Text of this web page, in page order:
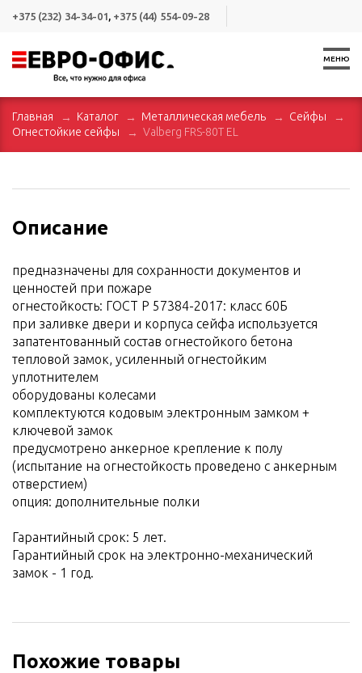
+375 (232) 34-34-01, +375 (44) 554-09-28
МЕНЮ
Главная Каталог Металлическая мебель
Сейфы
Огнестойкие сейфы
Valberg FRS-80T EL
Описание
предназначены для сохранности документов и
ценностей при пожаре
огнестойкость: ГОСТ Р 57384-2017: класс 60Б
при заливке двери и корпуса сейфа используется
запатентованный состав огнестойкого бетона
тепловой замок, усиленный огнестойким
уплотнителем
оборудованы колесами
комплектуются кодовым электронным замком +
ключевой замок
предусмотрено анкерное крепление к полу
(испытание на огнестойкость проведено с анкерным
отверстием)
опция: дополнительные полки
Гарантийный срок: 5 лет.
Гарантийный срок на электронно-механический
замок - 1 год.
Похожие товары